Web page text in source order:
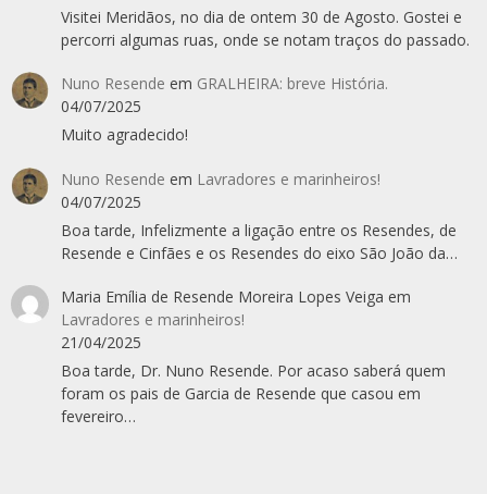
Visitei Meridãos, no dia de ontem 30 de Agosto. Gostei e
percorri algumas ruas, onde se notam traços do passado.
Nuno Resende em GRALHEIRA: breve História.
04/07/2025
Muito agradecido!
Nuno Resende em Lavradores e marinheiros!
04/07/2025
Boa tarde, Infelizmente a ligação entre os Resendes, de
Resende e Cinfães e os Resendes do eixo São João da…
Maria Emília de Resende Moreira Lopes Veiga em
Lavradores e marinheiros!
21/04/2025
Boa tarde, Dr. Nuno Resende. Por acaso saberá quem
foram os pais de Garcia de Resende que casou em
fevereiro…